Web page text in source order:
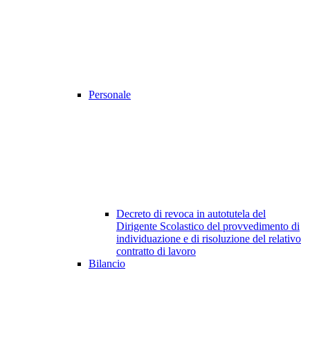
Personale
Decreto di revoca in autotutela del
Dirigente Scolastico del provvedimento di
individuazione e di risoluzione del relativo
contratto di lavoro
Bilancio